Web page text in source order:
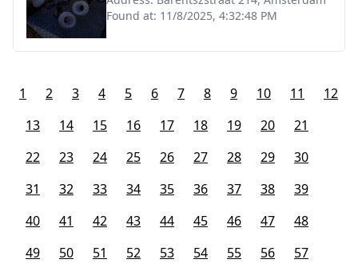
Found at: 11/8/2025, 4:32:48 PM
1 2 3 4 5 6 7 8 9 10 11
12
13
14 15 16 17 18 19 20
21
22
23 24 25 26 27 28 29
30
31
32 33 34 35 36 37 38
39
40
41 42 43 44 45 46 47
48
49
50 51 52 53 54 55 56
57